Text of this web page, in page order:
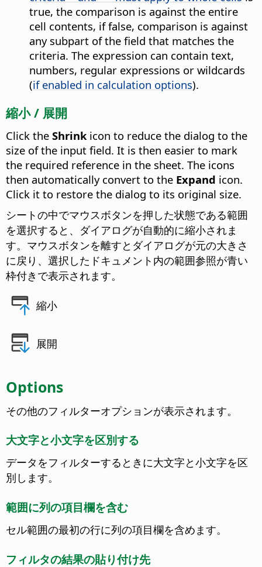
true, the comparison is against the entire
cell contents, if false, comparison is against
any subpart of the field that matches the
criteria. The expression can contain text,
numbers, regular expressions or wildcards
(if enabled in calculation options).
縮小 / 展開
Click the Shrinkicon to reduce the dialog to the
size of the input field. It is then easier to mark
the required reference in the sheet. The icons
then automatically convert to the Expand icon.
Click it to restore the dialog to its original size.
シートの中でマウスボタンを押した状態である範囲
を選択すると、ダイアログが自動的に縮小されま
す。マウスボタンを離すとダイアログが元の大きさ
に戻り、選択したドキュメント内の範囲参照が青い
枠付きで表示されます。
縮小
展開
Options
その他のフィルターオプションが表示されます。
大文字と小文字を区別する
データをフィルターするときに大文字と小文字を区
別します。
範囲に列の項目欄を含む
セル範囲の最初の行に列の項目欄を含めます。
フィルタの結果の貼り付け先